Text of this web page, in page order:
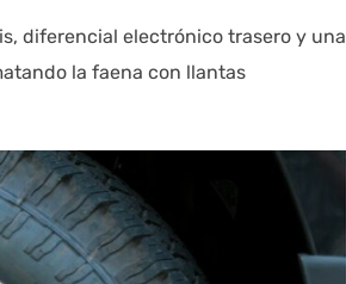
diferencial electrónico trasero y una
la faena con llantas